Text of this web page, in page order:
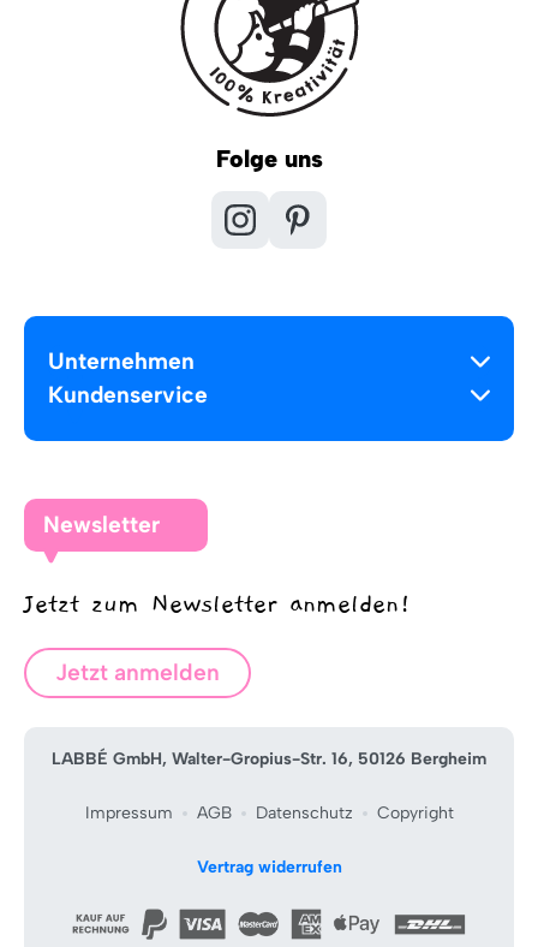
Folge uns
Unternehmen
Kundenservice
Newsletter
Jetzt zum Newsletter anmelden!
Jetzt anmelden
LABBÉ GmbH, Walter-Gropius-Str. 16, 50126 Bergheim
Impressum AGB Datenschutz Copyright
Vertrag widerrufen